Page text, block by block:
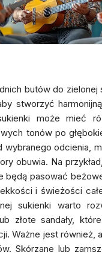
butów do zielonej
stworzyć
może mieć
tonów po
wybranego odcienia,
obuwia. Na
będą pasować beżowe
i świeżości
sukienki warto
złote sandały,
Ważne jest również,
Skórzane lub